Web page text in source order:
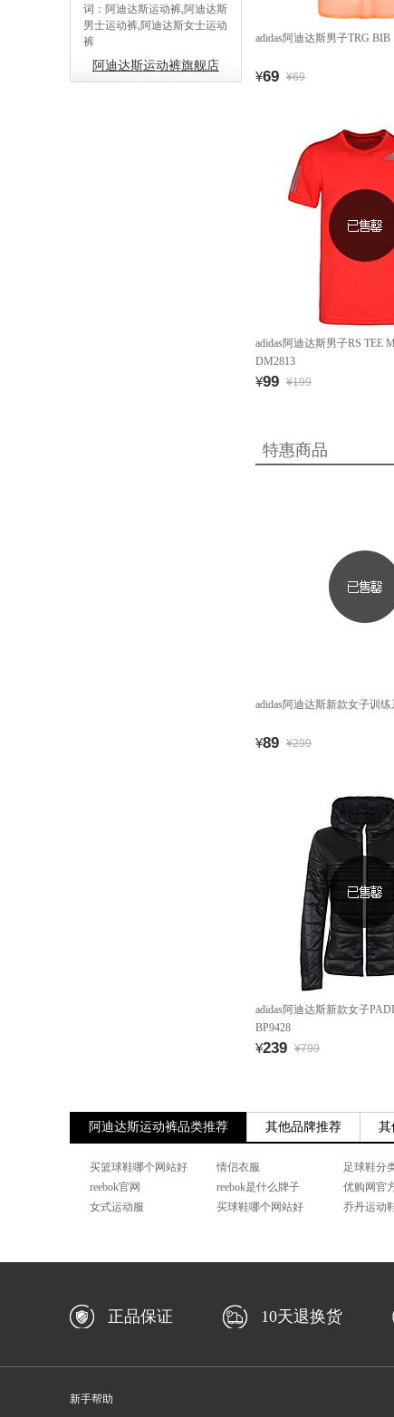
词：阿迪达斯运动裤,阿迪达斯
男士运动裤,阿迪达斯女士运动
裤
阿迪达斯运动裤旗舰店
adidas阿迪达斯男子TRG BIB
¥69 ¥69
adidas阿迪达斯男子RS TEE
DM2813
¥99 ¥199
特惠商品
adidas阿迪达斯新款女子训
¥89 ¥299
adidas阿迪达斯新款女子
BP9428
¥239 ¥799
阿迪达斯运动裤品类推荐 其他品牌推荐 其
买篮球鞋哪个网站好 情侣衣服 足球鞋分
reebok官网
reebok是什么牌子 优购网官
女式运动服
买球鞋哪个网站好 乔丹运动
正品保证 10天退换货
新手帮助